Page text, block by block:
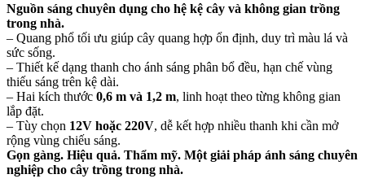
Nguồn sáng chuyên dụng cho hệ kệ cây và không gian trồng
trong nhà.
– Quang phổ tối ưu giúp cây quang hợp ổn định, duy trì màu lá và
sức sống.
– Thiết kế dạng thanh cho ánh sáng phân bổ đều, hạn chế vùng
thiếu sáng trên kệ dài.
– Hai kích thước 0,6 m và 1,2 m, linh hoạt theo từng không gian
lắp đặt.
– Tùy chọn 12V hoặc 220V, dễ kết hợp nhiều thanh khi cần mở
rộng vùng chiếu sáng.
Gọn gàng. Hiệu quả. Thẩm mỹ. Một giải pháp ánh sáng chuyên
nghiệp cho cây trồng trong nhà.